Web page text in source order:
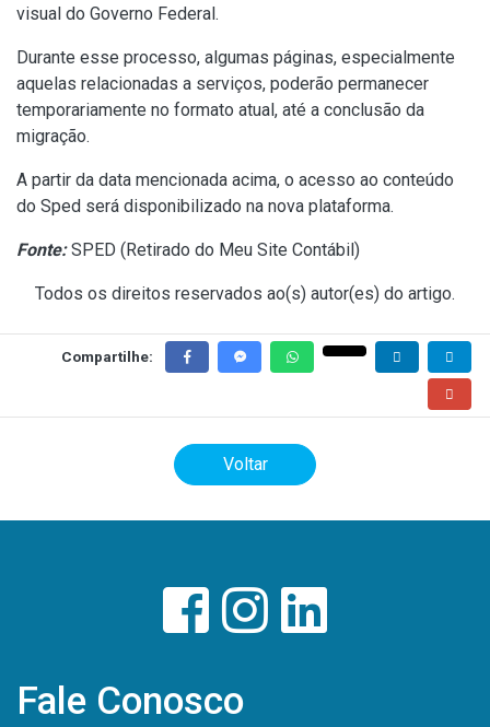
visual do Governo Federal.
Durante esse processo, algumas páginas, especialmente
aquelas relacionadas a serviços, poderão permanecer
temporariamente no formato atual, até a conclusão da
migração.
A partir da data mencionada acima, o acesso ao conteúdo
do Sped será disponibilizado na nova plataforma.
Fonte:SPED ( Retirado do Meu Site Contábil )
Todos os direitos reservados ao(s) autor(es) do artigo.
Compartilhe:
Voltar
Fale Conosco